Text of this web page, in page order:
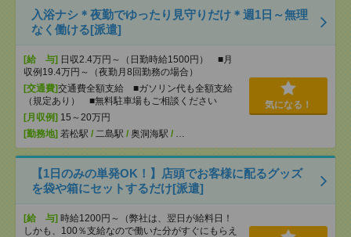
入浴ナシ＊夜勤でゆったり見守りだけ＊週1日～無理
なく働ける[派遣]
[給 与] 日収2.4万円～（日勤時給1500円） ■月
収例19.4万円～（夜勤月8回勤務の場合）
[交通費]交通費全額支給 ■ガソリン代も全額支給
（規定あり） ■無料駐車場もご相談ください
[月収例] 15～20万円
[勤務地] 若松駅 / 二島駅 / 奥洞海駅 / …
気になる！
【1日のみの単発OK！】店頭でお客様に配るグッズ
を袋や箱にセットするだけ[派遣]
[給 与] 時給1200円～（弊社は、翌日が給料日！
しかも、100％支給なので働いた分がすぐにもらえ